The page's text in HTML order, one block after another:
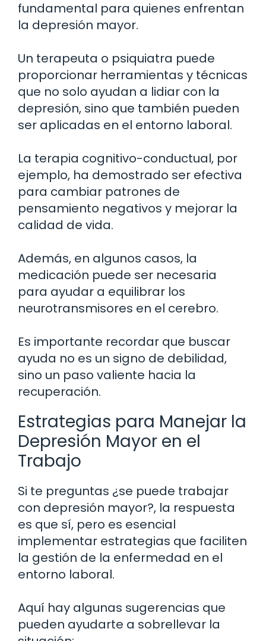
fundamental para quienes enfrentan
la depresión mayor.
Un terapeuta o psiquiatra puede
proporcionar herramientas y técnicas
que no solo ayudan a lidiar con la
depresión, sino que también pueden
ser aplicadas en el entorno laboral.
La terapia cognitivo-conductual, por
ejemplo, ha demostrado ser efectiva
para cambiar patrones de
pensamiento negativos y mejorar la
calidad de vida.
Además, en algunos casos, la
medicación puede ser necesaria
para ayudar a equilibrar los
neurotransmisores en el cerebro.
Es importante recordar que buscar
ayuda no es un signo de debilidad,
sino un paso valiente hacia la
recuperación.
Estrategias para Manejar la
Depresión Mayor en el
Trabajo
Si te preguntas ¿se puede trabajar
con depresión mayor?, la respuesta
es que sí, pero es esencial
implementar estrategias que faciliten
la gestión de la enfermedad en el
entorno laboral.
Aquí hay algunas sugerencias que
pueden ayudarte a sobrellevar la